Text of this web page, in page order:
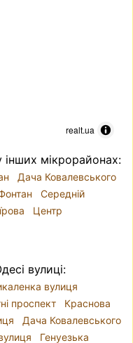
realt.ua
інших мікрорайонах:
Дача Ковалевського
Середній
Центр
вулиці:
вулиця
проспект
Краснова
Дача Ковалевського
Генуезька